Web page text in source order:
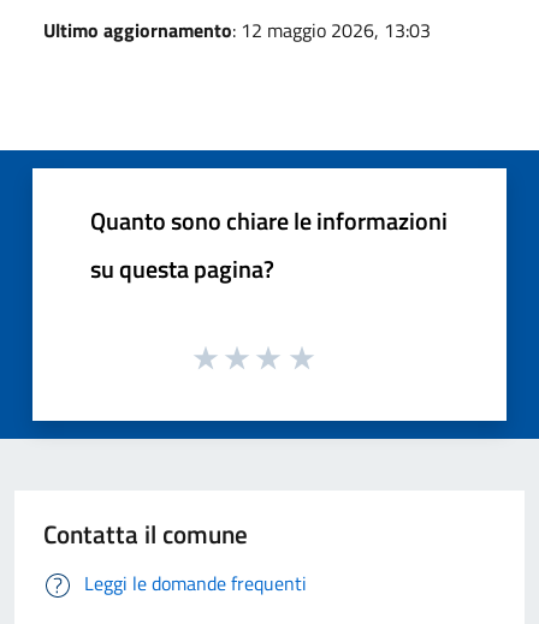
Ultimo aggiornamento: 12 maggio 2026, 13:03
Quanto sono chiare le informazioni
su questa pagina?
Contatta il comune
Leggi le domande frequenti